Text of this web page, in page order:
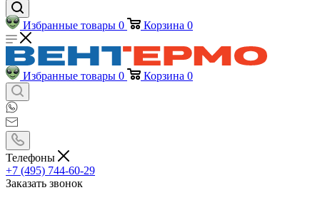
Избранные товары 0 Корзина 0
Избранные товары 0 Корзина 0
Телефоны
+7 (495) 744-60-29
Заказать звонок